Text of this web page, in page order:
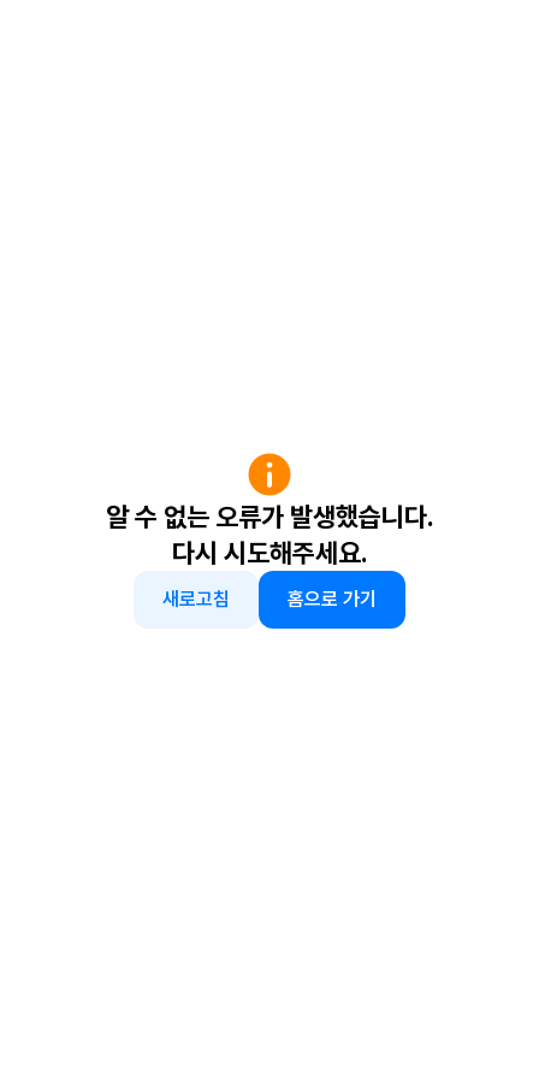
알 수 없는 오류가 발생했습니다.
다시 시도해주세요.
새로고침 홈으로 가기